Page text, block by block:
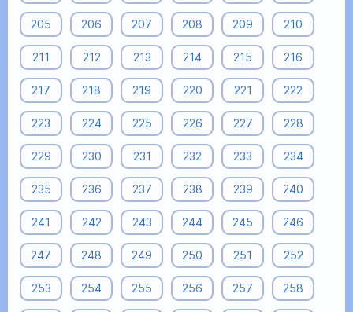
205 206 207 208 209 210
211 212 213 214 215 216
217 218 219 220 221 222
223 224 225 226 227 228
229 230 231 232 233 234
235 236 237 238 239 240
241 242 243 244 245 246
247 248 249 250 251 252
253 254 255 256 257 258